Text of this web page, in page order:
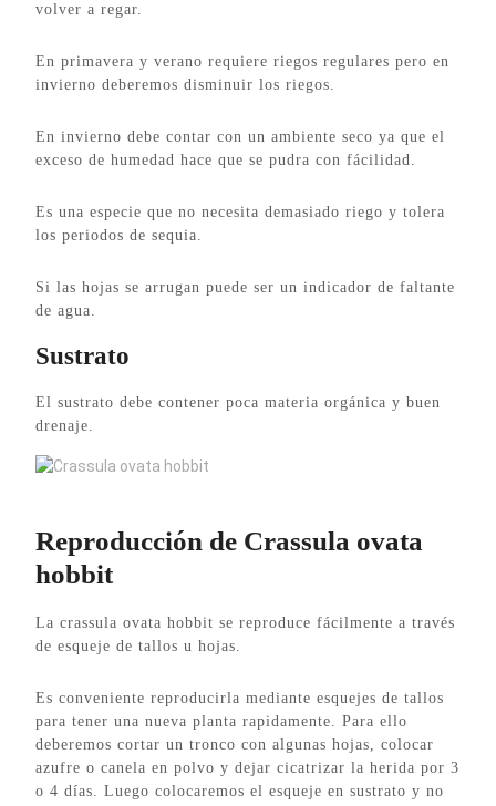
volver a regar.
En primavera y verano requiere riegos regulares pero en
invierno deberemos disminuir los riegos.
En invierno debe contar con un ambiente seco ya que el
exceso de humedad hace que se pudra con fácilidad.
Es una especie que no necesita demasiado riego y tolera
los periodos de sequia.
Si las hojas se arrugan puede ser un indicador de faltante
de agua.
Sustrato
El sustrato debe contener poca materia orgánica y buen
drenaje.
Reproducción de Crassula ovata
hobbit
La crassula ovata hobbit se reproduce fácilmente a través
de esqueje de tallos u hojas.
Es conveniente reproducirla mediante esquejes de tallos
para tener una nueva planta rapidamente. Para ello
deberemos cortar un tronco con algunas hojas, colocar
azufre o canela en polvo y dejar cicatrizar la herida por 3
o 4 días. Luego colocaremos el esqueje en sustrato y no